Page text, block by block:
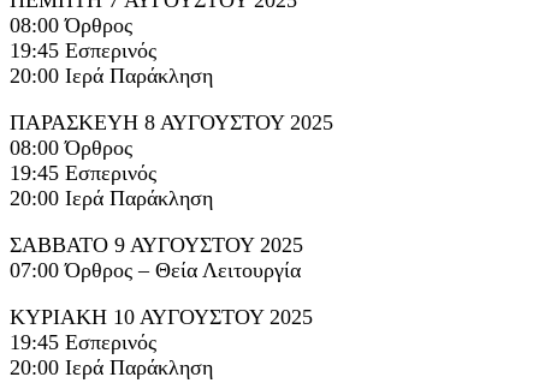
08:00 Όρθρος
19:45 Εσπερινός
20:00 Ιερά Παράκληση
ΠΑΡΑΣΚΕΥΗ 8 ΑΥΓΟΥΣΤΟΥ 2025
08:00 Όρθρος
19:45 Εσπερινός
20:00 Ιερά Παράκληση
ΣΑΒΒΑΤΟ 9 ΑΥΓΟΥΣΤΟΥ 2025
07:00 Όρθρος – Θεία Λειτουργία
ΚΥΡΙΑΚΗ 10 ΑΥΓΟΥΣΤΟΥ 2025
19:45 Εσπερινός
20:00 Ιερά Παράκληση